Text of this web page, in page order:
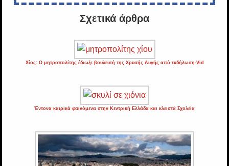
Σχετικά άρθρα
Χίος: Ο μητροπολίτης έδιωξε βουλευτή της Χρυσής Αυγής από εκδήλωση-Vid
Έντονα καιρικά φαινόμενα στην Κεντρική Ελλάδα και κλειστά Σχολεία